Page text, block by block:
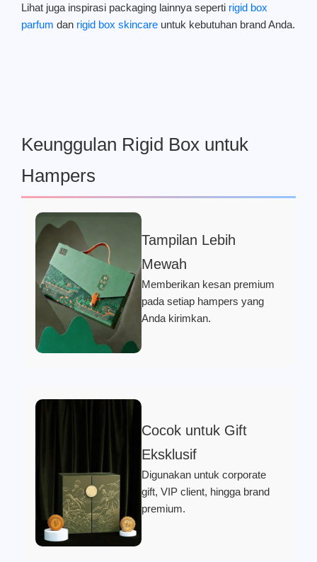
Lihat juga inspirasi packaging lainnya seperti rigid box
parfum dan rigid box skincare untuk kebutuhan brand Anda.
Keunggulan Rigid Box untuk
Hampers
Tampilan Lebih
Mewah
Memberikan kesan premium
pada setiap hampers yang
Anda kirimkan.
Cocok untuk Gift
Eksklusif
Digunakan untuk corporate
gift, VIP client, hingga brand
premium.